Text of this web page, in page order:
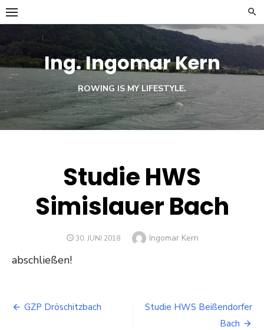
Skip
to
content
Ing. Ingomar Kern
ROWING IS MY LIFESTYLE.
Studie HWS
Simislauer Bach
POSTED
30. JUNI 2018 Author
Ingomar Kern
abschließen!
Beitragsnavigation
GZP Dröschitzbach
Studie HWS Beißendorfer
Bach